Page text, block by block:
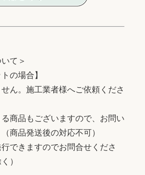
て＞
の場合】
ん。施工業者様へご依頼くださ
商品もございますので、お問い
商品発送後の対応不可）
できますのでお問合せくださ
）